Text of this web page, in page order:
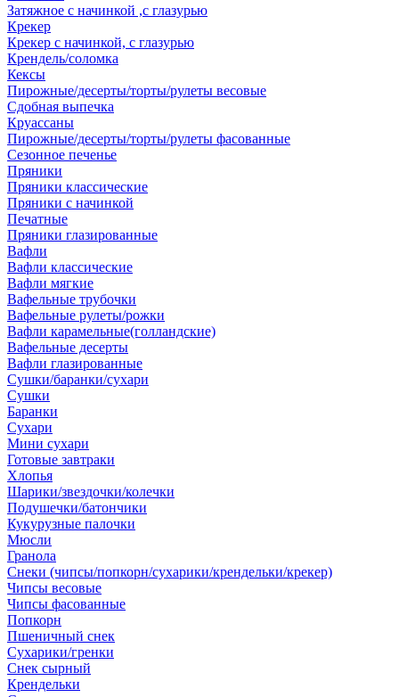
Затяжное с начинкой ,с глазурью
Крекер
Крекер с начинкой, с глазурью
Крендель/соломка
Кексы
Пирожные/десерты/торты/рулеты весовые
Сдобная выпечка
Круассаны
Пирожные/десерты/торты/рулеты фасованные
Сезонное печенье
Пряники
Пряники классические
Пряники с начинкой
Печатные
Пряники глазированные
Вафли
Вафли классические
Вафли мягкие
Вафельные трубочки
Вафельные рулеты/рожки
Вафли карамельные(голландские)
Вафельные десерты
Вафли глазированные
Сушки/баранки/сухари
Сушки
Баранки
Сухари
Мини сухари
Готовые завтраки
Хлопья
Шарики/звездочки/колечки
Подушечки/батончики
Кукурузные палочки
Мюсли
Гранола
Снеки (чипсы/попкорн/сухарики/крендельки/крекер)
Чипсы весовые
Чипсы фасованные
Попкорн
Пшеничный снек
Сухарики/гренки
Снек сырный
Крендельки